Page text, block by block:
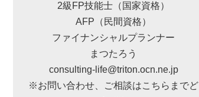
2級FP技能士（国家資格）
AFP（民間資格）
ファイナンシャルプランナー
まつたろう
consulting-life@triton.ocn.ne.jp
※お問い合わせ、ご相談はこちらまでど